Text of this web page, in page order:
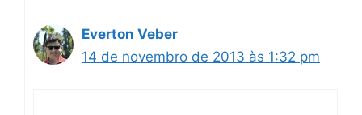
Everton Veber
14 de novembro de 2013 às 1:32 pm